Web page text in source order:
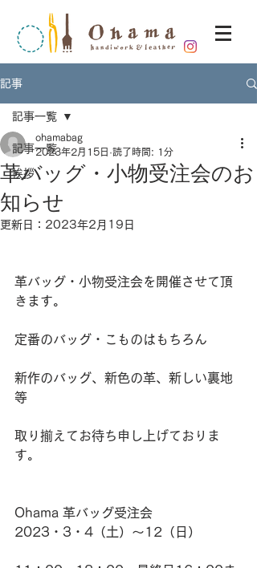
記事
記事一覧
挨拶
記事一覧
革バッグ・小物受注会のお
知らせ
ohamabag
2023年2月15日 読了時間: 1分
更新日： 2023年2月19日
革バッグ・小物受注会を開催させて頂
きます。
定番のバッグ・こものはもちろん
新作のバッグ、新色の革、新しい裏地
等
取り揃えてお待ち申し上げておりま
す。
Ohama 革バッグ受注会
2023・3・4（土）～12（日）